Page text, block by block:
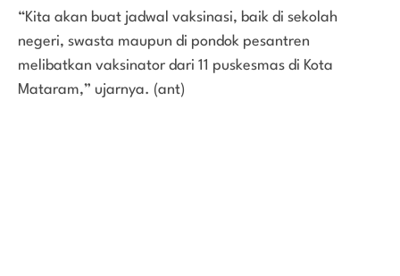
“Kita akan buat jadwal vaksinasi, baik di sekolah
negeri, swasta maupun di pondok pesantren
melibatkan vaksinator dari 11 puskesmas di Kota
Mataram,” ujarnya. (ant)